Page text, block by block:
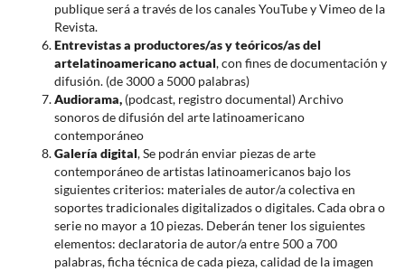
publique será a través de los canales YouTube y Vimeo de la
Revista.
Entrevistas a productores/as y teóricos/as del
artelatinoamericano actual, con fines de documentación y
difusión. (de 3000 a 5000 palabras)
Audiorama, (podcast, registro documental) Archivo
sonoros de difusión del arte latinoamericano
contemporáneo
Galería digital, Se podrán enviar piezas de arte
contemporáneo de artistas latinoamericanos bajo los
siguientes criterios: materiales de autor/a colectiva en
soportes tradicionales digitalizados o digitales. Cada obra o
serie no mayor a 10 piezas. Deberán tener los siguientes
elementos: declaratoria de autor/a entre 500 a 700
palabras, ficha técnica de cada pieza, calidad de la imagen